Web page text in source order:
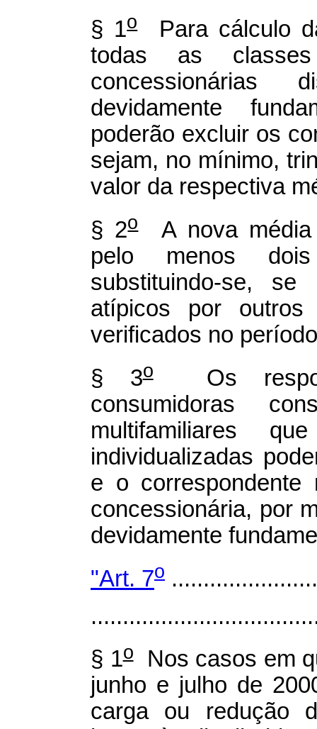
§ 1oPara cálculo
todas as
concessionárias
devidamente
poderão excluir os
sejam, no mínimo,
valor da respectiva
§ 2oA nova média
pelo menos
substituindo-se, se
atípicos por outros
verificados no
§ 3oOs
consumidoras
multifamiliares
individualizadas
e o
concessionária, por
devidamente
"Art. 7o
§ 1oNos casos em
junho e julho de
carga ou redução